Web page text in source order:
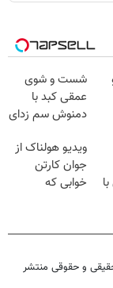
شست و شوی
عمقی کبد با
دمنوش سم زدای
ویدیو هولناک از
جوان کارتن
خوابی که
و حقوقی منتشر